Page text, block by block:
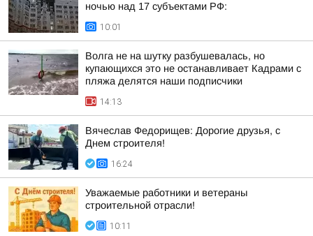
ночью над 17 субъектами РФ:
10:01
Волга не на шутку разбушевалась, но
купающихся это не останавливает Кадрами с
пляжа делятся наши подписчики
14:13
Вячеслав Федорищев: Дорогие друзья, с
Днем строителя!
16:24
Уважаемые работники и ветераны
строительной отрасли!
10:11